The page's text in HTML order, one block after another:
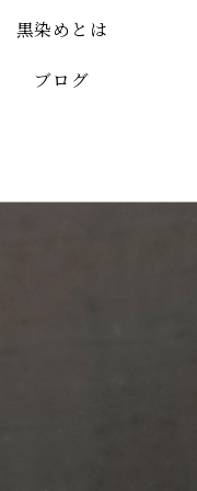
黒染めとは
ブログ